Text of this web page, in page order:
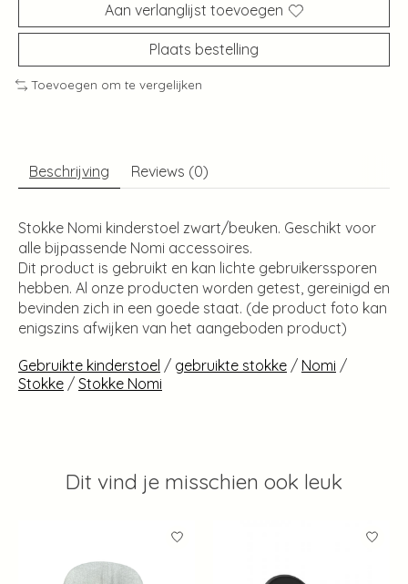
Aan verlanglijst toevoegen
Plaats bestelling
Toevoegen om te vergelijken
Beschrijving Reviews (0)
Stokke Nomi kinderstoel zwart/beuken. Geschikt voor
alle bijpassende Nomi accessoires.
Dit product is gebruikt en kan lichte gebruikerssporen
hebben. Al onze producten worden getest, gereinigd en
bevinden zich in een goede staat. (de product foto kan
enigszins afwijken van het aangeboden product)
Gebruikte kinderstoel / gebruikte stokke / Nomi /
Stokke / Stokke Nomi
Dit vind je misschien ook leuk
Items van productcarrousel